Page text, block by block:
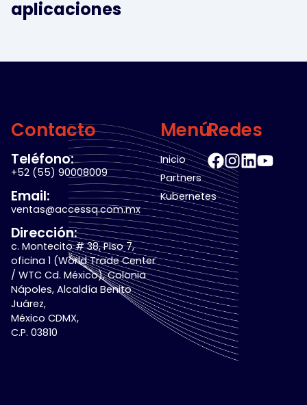
aplicaciones
Contacto
Teléfono:
+52 (55) 90008009
Email:
ventas@accessq.com.mx
Dirección:
c. Montecito # 38, Piso 7,
oficina 1 (World Trade Center
/ WTC Cd. México), Colonia
Nápoles, Alcaldía Benito
Juárez,
México CDMX,
C.P. 03810
Menú
Inicio
Partners
Kubernetes
Redes